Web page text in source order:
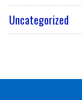
Uncategorized